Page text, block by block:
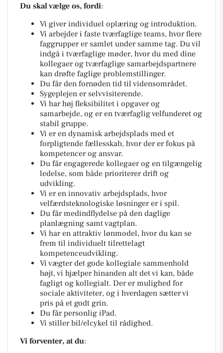
Du skal vælge os, fordi:
Vi giver individuel oplæring og introduktion.
Vi arbejder i faste tværfaglige teams, hvor flere
faggrupper er samlet under samme tag. Du vil
indgå i tværfaglige møder, hvor du med dine
kollegaer og tværfaglige samarbejdspartnere
kan drøfte faglige problemstillinger.
Du får den fornøden tid til vidensområdet.
Sygeplejen er selvvisiterende.
Vi har høj fleksibilitet i opgaver og
samarbejde, og er en tværfaglig velfunderet og
stabil gruppe.
Vi er en dynamisk arbejdsplads med et
forpligtende fællesskab, hvor der er fokus på
kompetencer og ansvar.
Du får engagerede kollegaer og en tilgængelig
ledelse, som både prioriterer drift og
udvikling.
Vi er en innovativ arbejdsplads, hvor
velfærdsteknologiske løsninger er i spil.
Du får medindflydelse på den daglige
planlægning samt vagtplan.
Vi har en attraktiv lønmodel, hvor du kan se
frem til individuelt tilrettelagt
kompetenceudvikling.
Vi vægter det gode kollegiale sammenhold
højt, vi hjælper hinanden alt det vi kan, både
fagligt og kollegialt. Der er mulighed for
sociale aktiviteter, og i hverdagen sætter vi
pris på et godt grin.
Du får personlig iPad.
Vi stiller bil/elcykel til rådighed.
Vi forventer, at du: